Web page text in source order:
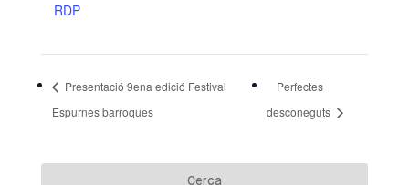
RDP
Presentació 9ena edició Festival
Espurnes barroques
Perfectes
desconeguts